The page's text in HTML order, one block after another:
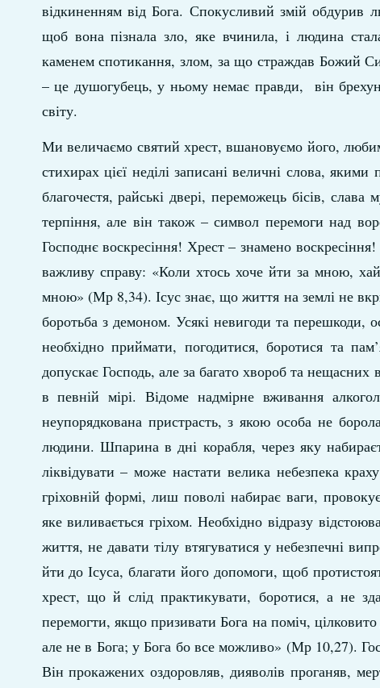
відкиненням від Бога. Спокусливий змій обдурив
щоб вона пізнала зло, яке вчинила, і людина
каменем спотикання, злом, за що страждав Божий
– це душогубець, у ньому немає правди, він
світу.
Ми величаємо святий хрест, вшановуємо його,
стихирах цієї неділі записані величні слова,
благочестя, райські двері, переможець бісів,
терпіння, але він також – символ перемоги над
Господнє воскресіння! Хрест – знамено
важливу справу: «Коли хтось хоче йти за мною, хай
мною» (Мр 8,34). Ісус знає, що життя на землі не
боротьба з демоном. Усякі невигоди та перешкоди,
необхідно приймати, погодитися, боротися та
допускає Господь, але за багато хвороб та
в певній мірі. Відоме надмірне вживання
неупорядкована пристрасть, з якою особа не
людини. Шпарина в дні корабля, через яку
ліквідувати – може настати велика небезпека
гріховній формі, лиш поволі набирає ваги,
яке виливається гріхом. Необхідно відразу
життя, не давати тілу втягуватися у небезпечні
йти до Ісуса, благати його допомоги, щоб
хрест, що й слід практикувати, боротися, а не
перемогти, якщо призивати Бога на поміч,
але не в Бога; у Бога бо все можливо» (Мр 10,27).
Він прокажених оздоровляв, дияволів проганяв,